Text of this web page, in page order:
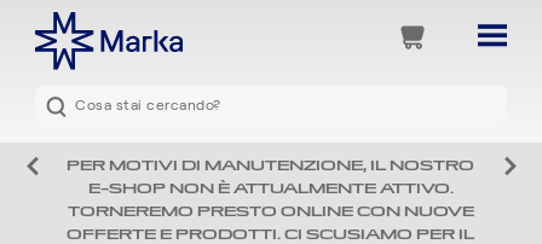
PER MOTIVI DI MANUTENZIONE, IL NOSTRO
E-SHOP NON È ATTUALMENTE ATTIVO.
TORNEREMO PRESTO ONLINE CON NUOVE
OFFERTE E PRODOTTI. CI SCUSIAMO PER IL